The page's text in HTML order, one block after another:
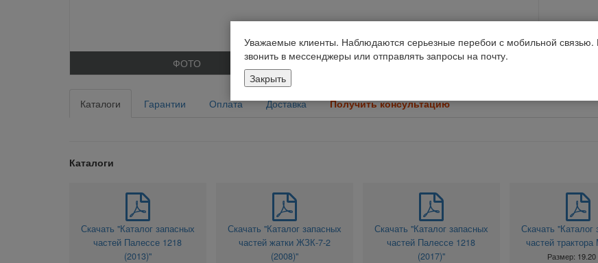
ФОТО
Каталоги Гарантии Оплата Доставка Получить консультацию
Каталоги
Скачать "Каталог запасных
частей Палессе 1218
(2013)"
Скачать "Каталог запасных
частей жатки ЖЗК-7-2
(2008)"
Скачать "Каталог запасных
частей Палессе 1218
(2017)"
Скачать "Каталог
частей
Размер: 19.20
Уважаемые клиенты. Наблюдаются серьезные перебои с мобильной связью.
звонить в мессенджеры или отправлять запросы на почту.
Закрыть